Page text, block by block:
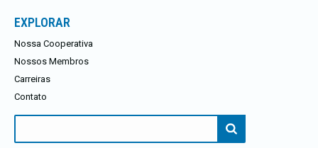
EXPLORAR
Nossa Cooperativa
Nossos Membros
Carreiras
Contato